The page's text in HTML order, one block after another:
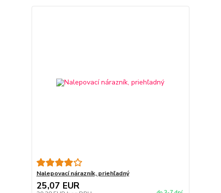
Nalepovací nárazník, priehľadný
25,07 EUR